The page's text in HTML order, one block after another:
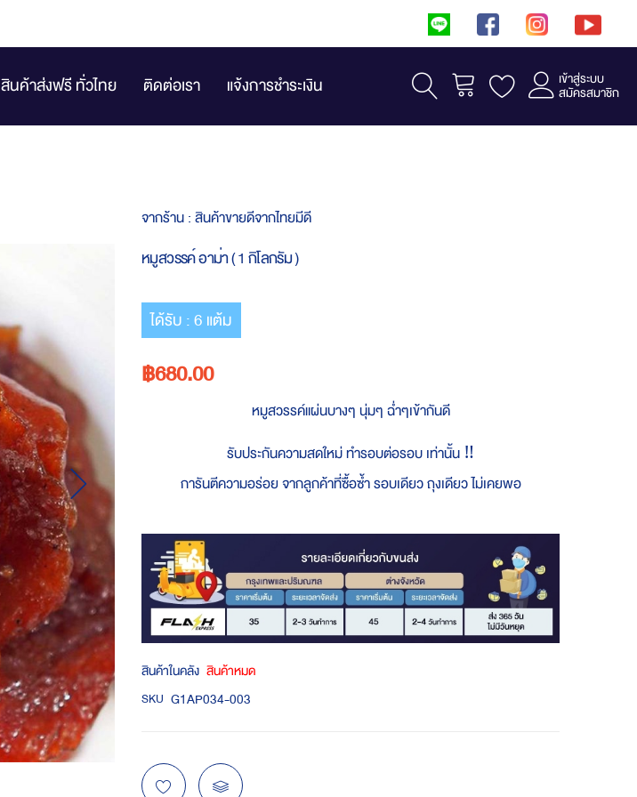
สินค้าส่งฟรี ทั่วไทย ติดต่อเรา แจ้งการชำระเงิน รถเข็น เข้าสู่ระบบ
สมัครสมาชิก
จากร้าน :สินค้าขายดีจากไทยมีดี
หมูสวรรค์ อาม่า ( 1 กิโลกรัม )
ได้รับ : 6 แต้ม
฿680.00
หมูสวรรค์แผ่นบางๆ นุ่มๆ ฉ่ำๆเข้ากันดี
รับประกันความสดใหม่ ทำรอบต่อรอบ เท่านั้น ‼️
การันตีความอร่อย จากลูกค้าที่ซื้อซ้ำ รอบเดียว ถุงเดียว ไม่เคยพอ
สินค้าในคลัง สินค้าหมด
SKU G1AP034-003